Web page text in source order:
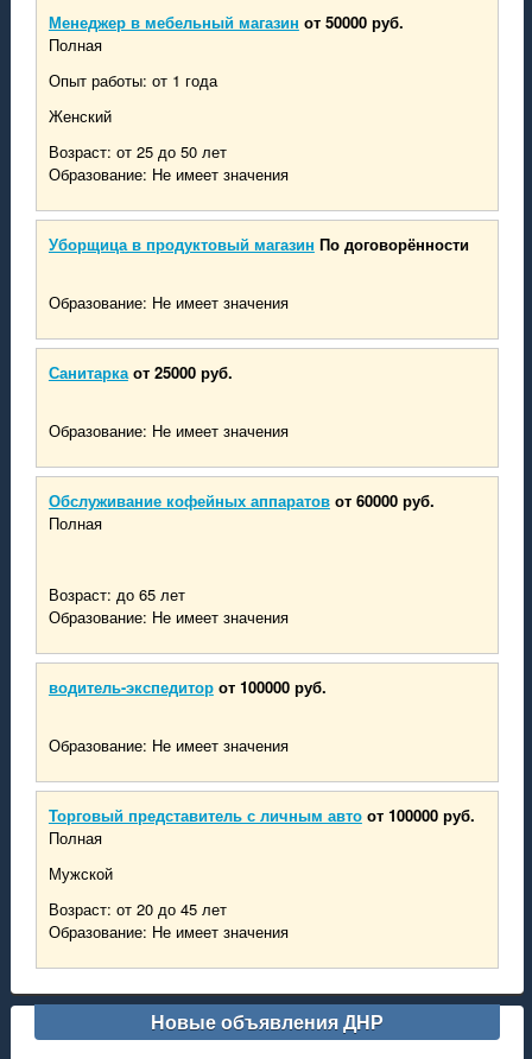
Менеджер в мебельный магазин от 50000 руб.
Полная
Опыт работы: от 1 года
Женский
Возраст: от 25 до 50 лет
Образование: Не имеет значения
Уборщица в продуктовый магазин По договорённости
Образование: Не имеет значения
Санитарка от 25000 руб.
Образование: Не имеет значения
Обслуживание кофейных аппаратов от 60000 руб.
Полная
Возраст: до 65 лет
Образование: Не имеет значения
водитель-экспедитор от 100000 руб.
Образование: Не имеет значения
Торговый представитель с личным авто от 100000 руб.
Полная
Мужской
Возраст: от 20 до 45 лет
Образование: Не имеет значения
Новые объявления ДНР